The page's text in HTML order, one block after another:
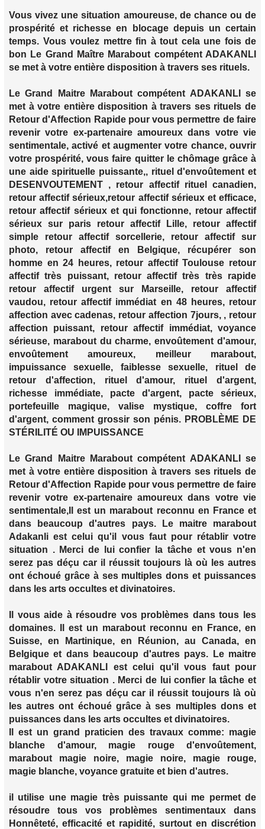
Vous vivez une situation amoureuse, de chance ou de
prospérité et richesse en blocage depuis un certain
temps. Vous voulez mettre fin à tout cela une fois de
bon Le Grand Maître Marabout compétent ADAKANLI
se met à votre entière disposition à travers ses rituels.
Le Grand Maitre Marabout compétent ADAKANLI se
met à votre entière disposition à travers ses rituels de
Retour d'Affection Rapide pour vous permettre de faire
revenir votre ex-partenaire amoureux dans votre vie
sentimentale, activé et augmenter votre chance, ouvrir
votre prospérité, vous faire quitter le chômage grâce à
une aide spirituelle puissante,, rituel d'envoûtement et
DESENVOUTEMENT , retour affectif rituel canadien,
retour affectif sérieux,retour affectif sérieux et efficace,
retour affectif sérieux et qui fonctionne, retour affectif
sérieux sur paris retour affectif Lille, retour affectif
simple retour affectif sorcellerie, retour affectif sur
photo, retour affectif en Belgique, récupérer son
homme en 24 heures, retour affectif Toulouse retour
affectif très puissant, retour affectif très très rapide
retour affectif urgent sur Marseille, retour affectif
vaudou, retour affectif immédiat en 48 heures, retour
affection avec cadenas, retour affection 7jours, , retour
affection puissant, retour affectif immédiat, voyance
sérieuse, marabout du charme, envoûtement d'amour,
envoûtement amoureux, meilleur marabout,
impuissance sexuelle, faiblesse sexuelle, rituel de
retour d'affection, rituel d'amour, rituel d'argent,
richesse immédiate, pacte d'argent, pacte sérieux,
portefeuille magique, valise mystique, coffre fort
d'argent, comment grossir son pénis. PROBLÈME DE
STÉRILITÉ OU IMPUISSANCE
Le Grand Maitre Marabout compétent ADAKANLI se
met à votre entière disposition à travers ses rituels de
Retour d'Affection Rapide pour vous permettre de faire
revenir votre ex-partenaire amoureux dans votre vie
sentimentale,Il est un marabout reconnu en France et
dans beaucoup d'autres pays. Le maitre marabout
Adakanli est celui qu'il vous faut pour rétablir votre
situation . Merci de lui confier la tâche et vous n'en
serez pas déçu car il réussit toujours là où les autres
ont échoué grâce à ses multiples dons et puissances
dans les arts occultes et divinatoires.
Il vous aide à résoudre vos problèmes dans tous les
domaines. Il est un marabout reconnu en France, en
Suisse, en Martinique, en Réunion, au Canada, en
Belgique et dans beaucoup d'autres pays. Le maitre
marabout ADAKANLI est celui qu'il vous faut pour
rétablir votre situation . Merci de lui confier la tâche et
vous n'en serez pas déçu car il réussit toujours là où
les autres ont échoué grâce à ses multiples dons et
puissances dans les arts occultes et divinatoires.
Il est un grand praticien des travaux comme: magie
blanche d'amour, magie rouge d'envoûtement,
marabout magie noire, magie noire, magie rouge,
magie blanche, voyance gratuite et bien d'autres.
il utilise une magie très puissante qui me permet de
résoudre tous vos problèmes sentimentaux dans
Honnêteté, efficacité et rapidité, surtout en discrétion